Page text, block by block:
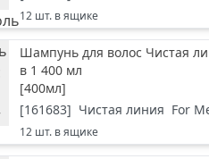
12 шт. в ящике
Шампунь для волос Чистая
в 1 400 мл
[400мл]
[161683] Чистая линия For
12 шт. в ящике